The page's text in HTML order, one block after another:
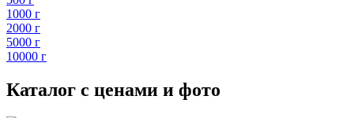
1000 г
2000 г
5000 г
10000 г
Каталог с ценами и фото